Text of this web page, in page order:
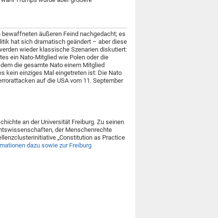
äußeren Feind nachgedacht; es
hat sich dramatisch geändert – aber diese
wieder klassische Szenarien diskutiert:
ein Nato-Mitglied wie Polen oder die
die gesamte Nato einem Mitglied
kein einziges Mal eingetreten ist: Die Nato
auf die USA vom 11. September
an der Universität Freiburg. Zu seinen
der Menschenrechte
„Constitution as Practice
dazu sowie zur Freiburg